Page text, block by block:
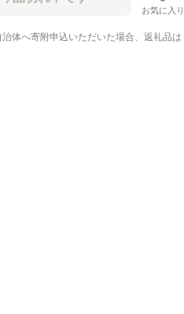
お気に入り
体へ寄附申込いただいた場合、返礼品は